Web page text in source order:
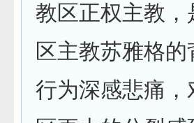
教区正权主教
区主教苏雅格
行为深感悲痛